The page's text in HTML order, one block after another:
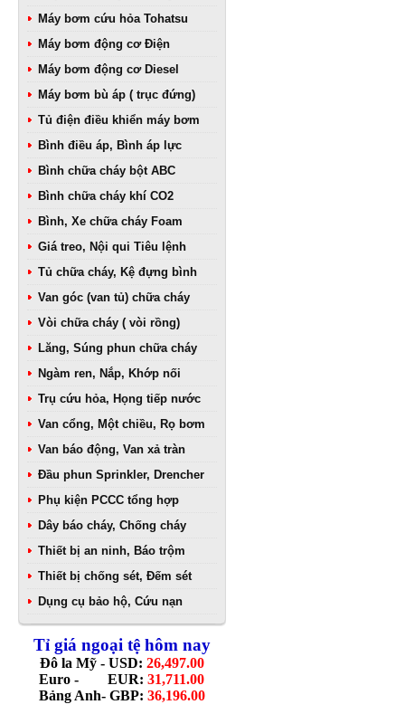
Máy bơm cứu hỏa Tohatsu
Máy bơm động cơ Điện
Máy bơm động cơ Diesel
Máy bơm bù áp ( trục đứng)
Tủ điện điều khiển máy bơm
Bình điều áp, Bình áp lực
Bình chữa cháy bột ABC
Bình chữa cháy khí CO2
Bình, Xe chữa cháy Foam
Giá treo, Nội qui Tiêu lệnh
Tủ chữa cháy, Kệ đựng bình
Van góc (van tủ) chữa cháy
Vòi chữa cháy ( vòi rồng)
Lăng, Súng phun chữa cháy
Ngàm ren, Nắp, Khớp nối
Trụ cứu hỏa, Họng tiếp nước
Van cổng, Một chiều, Rọ bơm
Van báo động, Van xả tràn
Đầu phun Sprinkler, Drencher
Phụ kiện PCCC tổng hợp
Dây báo cháy, Chống cháy
Thiết bị an ninh, Báo trộm
Thiết bị chống sét, Đếm sét
Dụng cụ bảo hộ, Cứu nạn
Tỉ giá ngoại tệ hôm nay
Đô la Mỹ - USD: 26,497.00
Euro - EUR: 31,711.00
Bảng Anh- GBP: 36,196.00